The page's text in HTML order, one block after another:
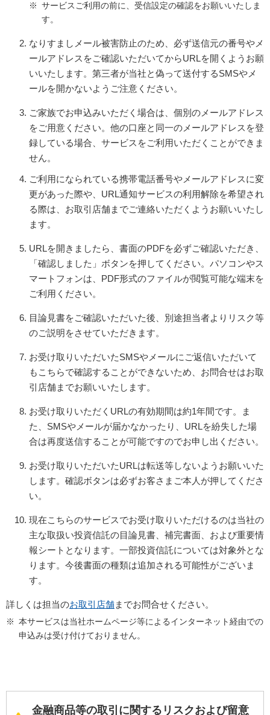
サービスご利用の前に、受信設定の確認をお願いいたしま
す。
なりすましメール被害防止のため、必ず送信元の番号やメ
ールアドレスをご確認いただいてからURLを開くようお願
いいたします。 第三者が当社と偽って送付するSMSやメ
ールを開かないようご注意ください。
ご家族でお申込みいただく場合は、個別のメールアドレス
をご用意ください。 他の口座と同一のメールアドレスを登
録している場合、サービスをご利用いただくことができま
せん。
ご利用になられている携帯電話番号やメールアドレスに変
更があった際や、URL通知サービスの利用解除を希望され
る際は、お取引店舗までご連絡いただくようお願いいたし
ます。
URLを開きましたら、書面のPDFを必ずご確認いただき、
「確認しました」ボタンを押してください。 パソコンやス
マートフォンは、PDF形式のファイルが閲覧可能な端末を
ご利用ください。
目論見書をご確認いただいた後、別途担当者よりリスク等
のご説明をさせていただきます。
お受け取りいただいたSMSやメールにご返信いただいて
もこちらで確認することができないため、お問合せはお取
引店舗までお願いいたします。
お受け取りいただくURLの有効期間は約1年間です。
ま
た、SMSやメールが届かなかったり、URLを紛失した場
合は再度送信することが可能ですのでお申し出ください。
お受け取りいただいたURLは転送等しないようお願いいた
します。 確認ボタンは必ずお客さまご本人が押してくださ
い。
現在こちらのサービスでお受け取りいただけるのは当社の
主な取扱い投資信託の目論見書、補完書面、および重要情
報シートとなります。 一部投資信託については対象外とな
ります。今後書面の種類は追加される可能性がございま
す。
詳しくは担当のお取引店舗までお問合せください。
本サービスは当社ホームページ等によるインターネット経由での
申込みは受け付けておりません。
金融商品等の取引に関するリスクおよび留意